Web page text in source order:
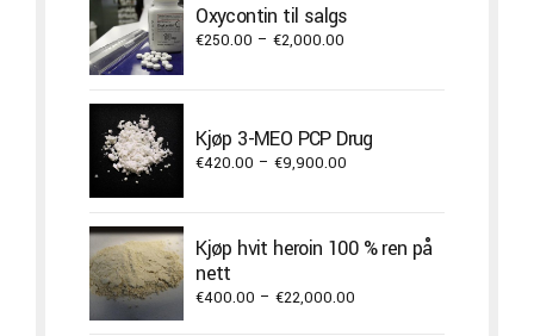
Oxycontin til salgs
€250.00 – €2,000.00
€2,000.00
Kjøp 3-MEO PCP Drug
€420.00 – €9,900.00
through
€9,900.00
Kjøp hvit heroin 100 % ren på
nett
€400.00 – €22,000.00